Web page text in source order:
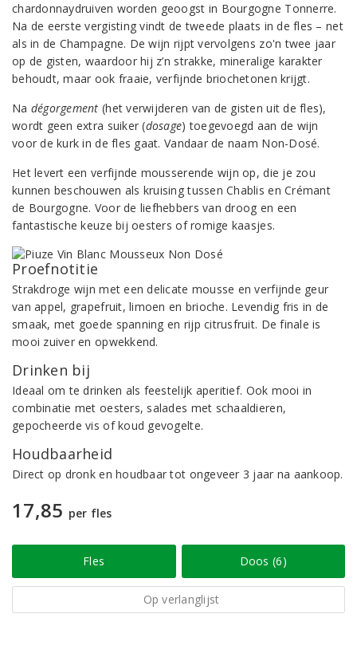
chardonnaydruiven worden geoogst in Bourgogne Tonnerre.
Na de eerste vergisting vindt de tweede plaats in de fles – net
als in de Champagne. De wijn rijpt vervolgens zo'n twee jaar
op de gisten, waardoor hij z’n strakke, mineralige karakter
behoudt, maar ook fraaie, verfijnde briochetonen krijgt.
Na dégorgement(het verwijderen van de gisten uit de fles),
wordt geen extra suiker (dosage) toegevoegd aan de wijn
voor de kurk in de fles gaat. Vandaar de naam Non-Dosé.
Het levert een verfijnde mousserende wijn op, die je zou
kunnen beschouwen als kruising tussen Chablis en Crémant
de Bourgogne. Voor de liefhebbers van droog en een
fantastische keuze bij oesters of romige kaasjes.
Proefnotitie
Strakdroge wijn met een delicate mousse en verfijnde geur
van appel, grapefruit, limoen en brioche. Levendig fris in de
smaak, met goede spanning en rijp citrusfruit. De finale is
mooi zuiver en opwekkend.
Drinken bij
Ideaal om te drinken als feestelijk aperitief. Ook mooi in
combinatie met oesters, salades met schaaldieren,
gepocheerde vis of koud gevogelte.
Houdbaarheid
Direct op dronk en houdbaar tot ongeveer 3 jaar na aankoop.
17,85 per fles
Fles Doos (6)
Op verlanglijst